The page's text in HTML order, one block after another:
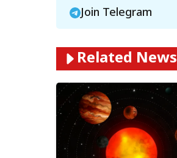
Join Telegram
Related News